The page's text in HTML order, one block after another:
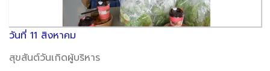
วันที่ 11 สิงหาคม
สุขสันต์วันเกิดผู้บริหาร